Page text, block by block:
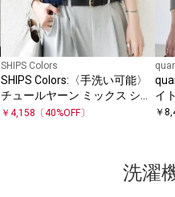
SHIPS Colors
SHIPS Colors:〈手洗い可能〉
チュールヤーン ミックス ショ
ートスリーブ ニット
￥ 4,158 〔40%OFF〕
イ
ル
￥
洗濯